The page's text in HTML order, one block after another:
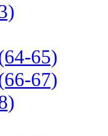
65)
67)